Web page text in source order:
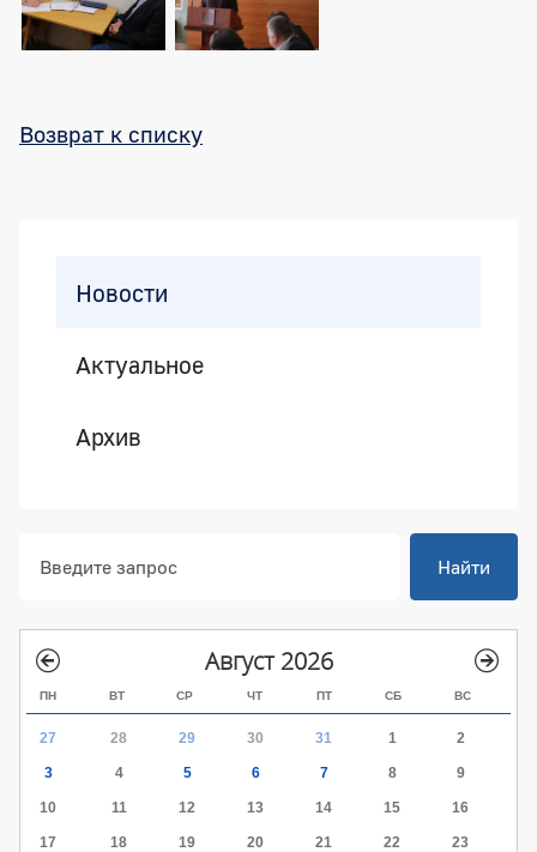
Возврат к списку
Новости
Актуальное
Архив
Найти
Август 2026
ПН ВТ СР ЧТ ПТ СБ ВС
27 28 29 30 31 1 2
3 4 5 6 7 8 9
10 11 12 13 14 15 16
17 18 19 20 21 22 23